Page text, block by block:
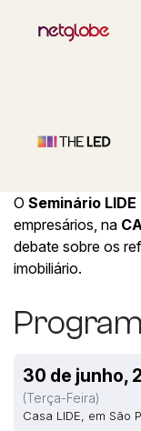
O Seminário
empresários, na
debate sobre os
imobiliário.
30 de junho,
(terça-Feira)
Casa LIDE, em São